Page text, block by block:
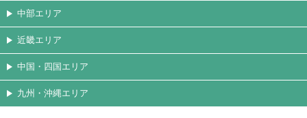
中部エリア
近畿エリア
中国・四国エリア
九州・沖縄エリア